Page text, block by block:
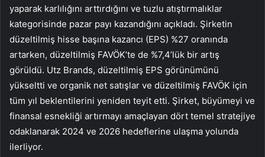
yaparak karlılığını arttırdığını ve tuzlu atıştırmalıklar
kategorisinde pazar payı kazandığını açıkladı. Şirketin
düzeltilmiş hisse başına kazancı (EPS) %27 oranında
artarken, düzeltilmiş FAVÖK’te de %7,4’lük bir artış
görüldü. Utz Brands, düzeltilmiş EPS görünümünü
yükseltti ve organik net satışlar ve düzeltilmiş FAVÖK için
tüm yıl beklentilerini yeniden teyit etti. Şirket, büyümeyi ve
finansal esnekliği artırmayı amaçlayan dört temel stratejiye
odaklanarak 2024 ve 2026 hedeflerine ulaşma yolunda
ilerliyor.